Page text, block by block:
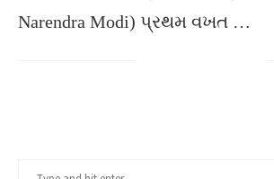
Narendra Modi) પ્રથમ વખત …